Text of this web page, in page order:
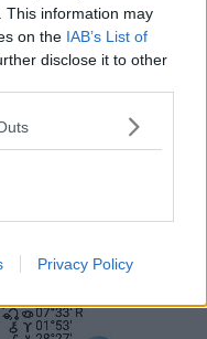
This information may
on the IAB’s List of
disclose it to other
Privacy Policy